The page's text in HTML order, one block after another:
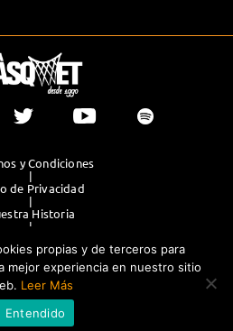
y Condiciones
|
de Privacidad
|
Historia
|
|
Publicidad
2023. GRUPO OLIMPIA
EDITORES.
propias y de terceros para
mejor experiencia en nuestro sitio
Leer Más
Entendido